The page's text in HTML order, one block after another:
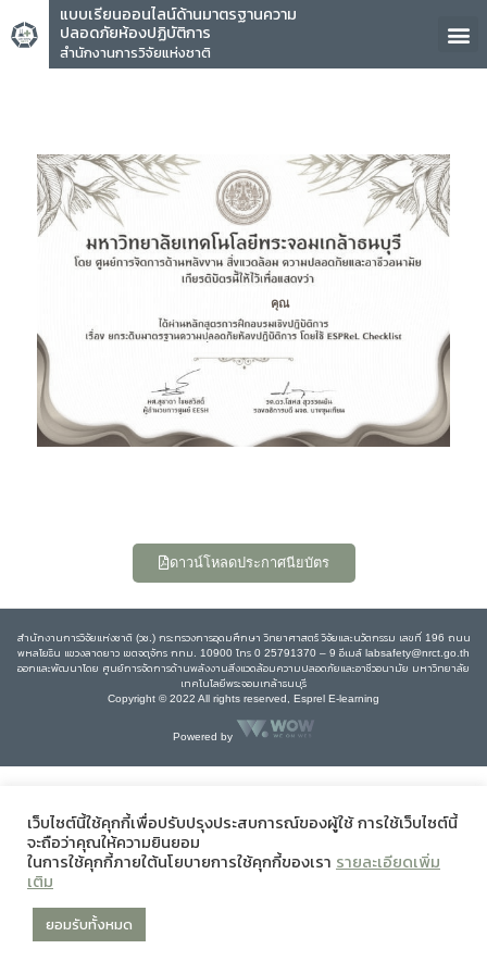
แบบเรียนออนไลน์ด้านมาตรฐานความ
ปลอดภัยห้องปฏิบัติการ
สำนักงานการวิจัยแห่งชาติ
คุณ
ดาวน์โหลดประกาศนียบัตร
สำนักงานการวิจัยแห่งชาติ (วช.) กระทรวงการอุดมศึกษา วิทยาศาสตร์ วิจัยและนวัตกรรม เลขที่ 196 ถนน
พหลโยธิน แขวงลาดยาว เขตจตุจักร กทม. 10900 โทร 0 25791370 – 9 อีเมล์ labsafety@nrct.go.th
ออกและพัฒนาโดย ศูนย์การจัดการด้านพลังงานสิ่งแวดล้อมความปลอดภัยและอาชีวอนามัย มหาวิทยาลัย
เทคโนโลยีพระจอมเกล้าธนบุรี
Copyright © 2022 All rights reserved, Esprel E-learning
Powered by
เว็บไซต์นี้ใช้คุกกี้เพื่อปรับปรุงประสบการณ์ของผู้ใช้ การใช้เว็บไซต์นี้
จะถือว่าคุณให้ความยินยอม
ในการใช้คุกกี้ภายใต้นโยบายการใช้คุกกี้ของเรา รายละเอียดเพิ่ม
เติม
ยอมรับทั้งหมด